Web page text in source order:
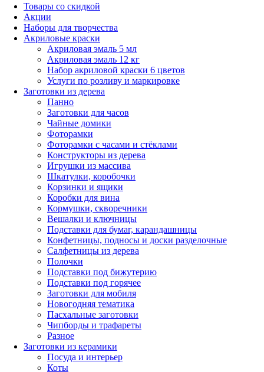
Товары со скидкой
Акции
Наборы для творчества
Акриловые краски
Акриловая эмаль 5 мл
Акриловая эмаль 12 кг
Набор акриловой краски 6 цветов
Услуги по розливу и маркировке
Заготовки из дерева
Панно
Заготовки для часов
Чайные домики
Фоторамки
Фоторамки с часами и стёклами
Конструкторы из дерева
Игрушки из массива
Шкатулки, коробочки
Корзинки и ящики
Коробки для вина
Кормушки, скворечники
Вешалки и ключницы
Подставки для бумаг, карандашницы
Конфетницы, подносы и доски разделочные
Салфетницы из дерева
Полочки
Подставки под бижутерию
Подставки под горячее
Заготовки для мобиля
Новогодняя тематика
Пасхальные заготовки
Чипборды и трафареты
Разное
Заготовки из керамики
Посуда и интерьер
Коты